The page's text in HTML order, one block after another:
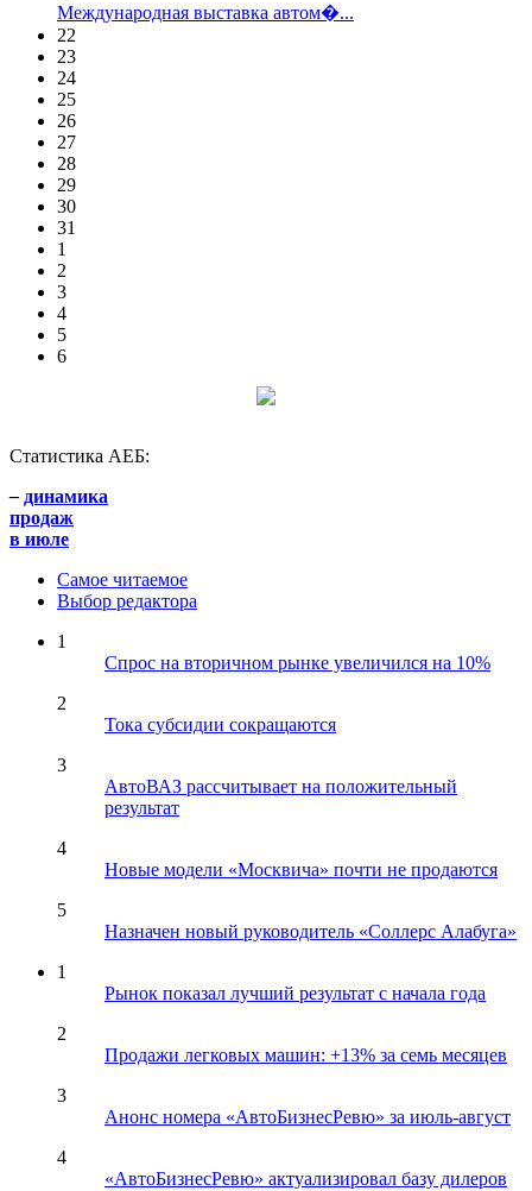
Международная выставка автом�...
22
23
24
25
26
27
28
29
30
31
1
2
3
4
5
6
Статистика АЕБ:
– динамика
продаж
в июле
Самое читаемое
Выбор редактора
1
Спрос на вторичном рынке увеличился на 10%
2
Тока субсидии сокращаются
3
АвтоВАЗ рассчитывает на положительный
результат
4
Новые модели «Москвича» почти не продаются
5
Назначен новый руководитель «Соллерс Алабуга»
1
Рынок показал лучший результат с начала года
2
Продажи легковых машин: +13% за семь месяцев
3
Анонс номера «АвтоБизнесРевю» за июль-август
4
«АвтоБизнесРевю» актуализировал базу дилеров